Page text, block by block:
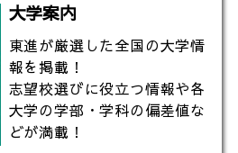
大学案内
東進が厳選した全国の大学情
報を掲載！
志望校選びに役立つ情報や各
大学の学部・学科の偏差値な
どが満載！